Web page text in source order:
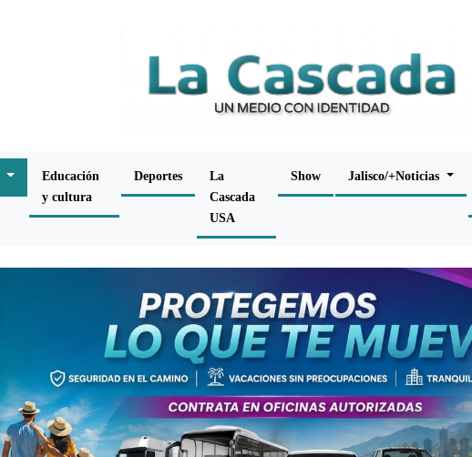
Educación
y cultura
Deportes
La
Cascada
USA
Show Jalisco/+Noticias